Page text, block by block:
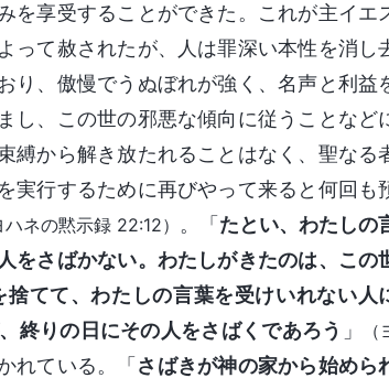
を享受することができた。これが主イエ
って赦されたが、人は罪深い本性を消し
り、傲慢でうぬぼれが強く、名声と利益
し、この世の邪悪な傾向に従うことなど
縛から解き放たれることはなく、聖なる
実行するために再びやって来ると何回も
ハネの黙示録 22:12） 。「 たとい、わたしの
をさばかない。わたしがきたのは、この
てて、わたしの言葉を受けいれない人
終りの日にその人をさばくであろう 」
（
れている。「 さばきが神の家から始めら